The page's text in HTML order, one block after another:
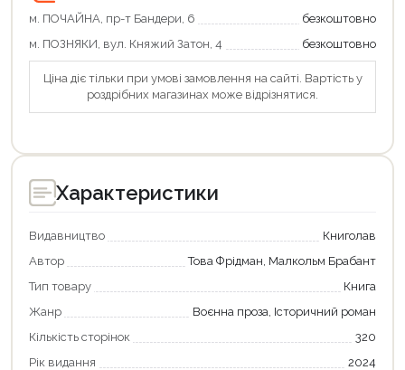
м. ПОЧАЙНА, пр-т Бандери, 6
безкоштовно
м. ПОЗНЯКИ, вул. Княжий Затон, 4
безкоштовно
Ціна діє тільки при умові замовлення на сайті. Вартість у
роздрібних магазинах може відрізнятися.
Характеристики
Видавництво
Книголав
Автор
Това Фрідман, Малкольм Брабант
Тип товару
Книга
Жанр
Воєнна проза, Історичний роман
Кількість сторінок
320
Рік видання
2024
Оформити замовлення